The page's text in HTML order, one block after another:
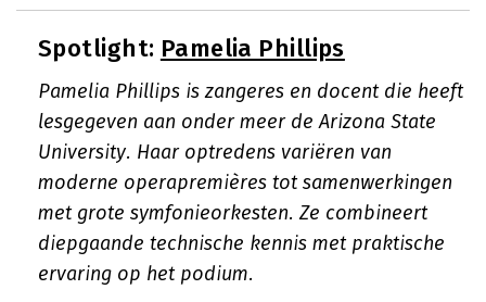
Spotlight: Pamelia Phillips
Pamelia Phillips is zangeres en docent die heeft
lesgegeven aan onder meer de Arizona State
University. Haar optredens variëren van
moderne operapremières tot samenwerkingen
met grote symfonieorkesten. Ze combineert
diepgaande technische kennis met praktische
ervaring op het podium.